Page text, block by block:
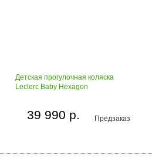
Детская прогулочная коляска
Leclerc Baby Hexagon
Предзаказ
39 990 р.